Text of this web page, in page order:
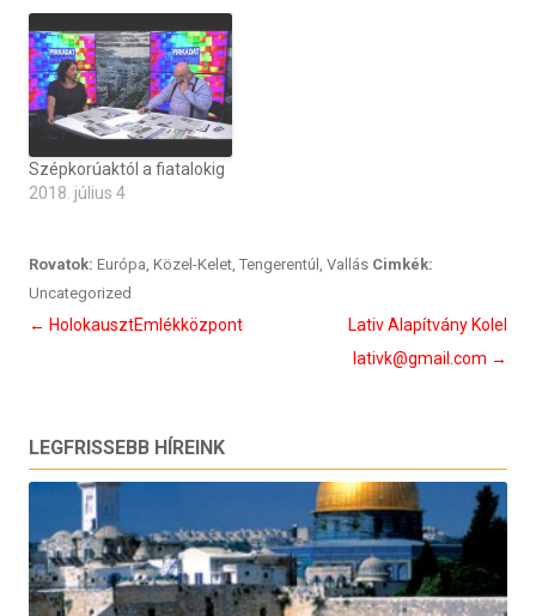
Szépkorúaktól a fiatalokig
2018. július 4
Rovatok: Európa, Közel-Kelet, Tengerentúl , Vallás Cimkék:
Uncategorized
Bejegyzés
← HolokausztEmlékközpont
Lativ Alapítvány Kolel
lativk@gmail.com →
LEGFRISSEBB HÍREINK